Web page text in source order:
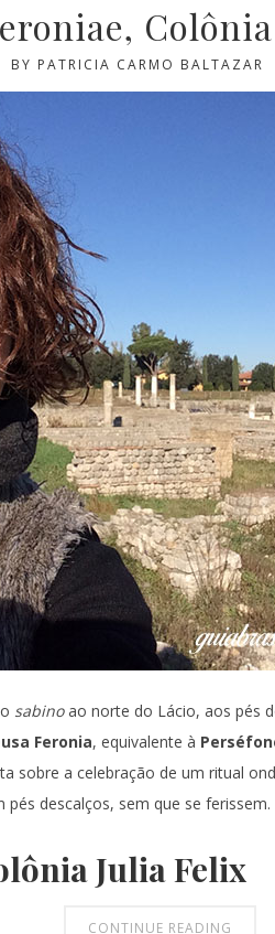
BY PATRICIA CARMO BALTAZAR
sabinoao norte do Lácio, aos pés
Feronia, equivalente à
sobre a celebração de um ritual
descalços, sem que se ferissem.
ôniaJulia Felix
CONTINUE READING